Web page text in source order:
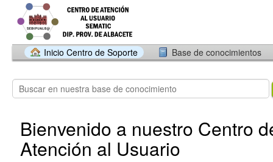
Inicio Centro de Soporte Base de conocimientos
Bienvenido a nuestro Centro
Atención al Usuario